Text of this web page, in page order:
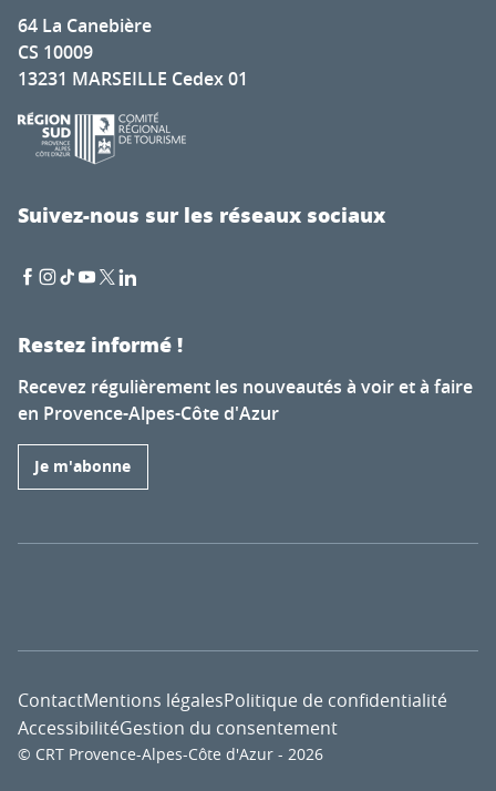
64 La Canebière
CS 10009
13231 MARSEILLE Cedex 01
Suivez-nous sur les réseaux sociaux
Restez informé !
Recevez régulièrement les nouveautés à voir et à faire
en Provence-Alpes-Côte d'Azur
Je m'abonne
© CRT Provence-Alpes-Côte d'Azur - 2026
ContactMentions légalesPolitique de confidentialité
AccessibilitéGestion du consentement